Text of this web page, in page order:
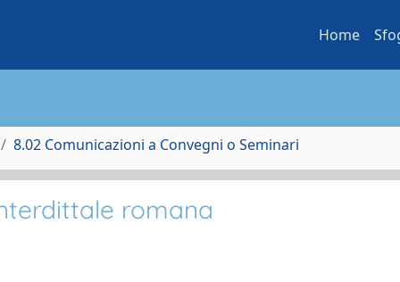
Home
8.02 Comunicazioni a Convegni o Seminari
romana